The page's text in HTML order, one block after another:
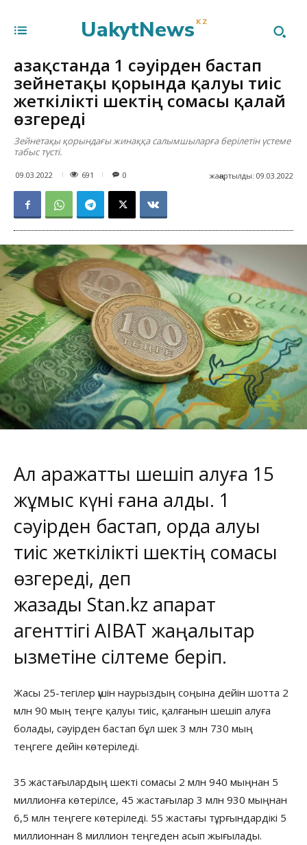
UakytNews KZ
Қазақстанда 1 сәуірден бастап
зейнетақы қорында қалуы тиіс
жеткілікті шектің сомасы қалай
өзгереді
Зейнетақы қорындағы жинаққа салымшыларға берілетін үстеме
табыс түсті.
09.03.2022 691 жаңартылды: 09.03.2022
0
Ал қаражатты шешіп алуға 15
жұмыс күні ғана қалды. 1
сәуірден бастап, қорда қалуы
тиіс жеткілікті шектің сомасы
өзгереді, деп
жазады Stan.kz ақпарат
агенттігі AIBAT жаңалықтар
қызметіне сілтеме беріп.
Жасы 25-тегілер үшін наурыздың соңына дейін шотта 2
млн 90 мың теңге қалуы тиіс, қалғанын шешіп алуға
болады, сәуірден бастап бұл шек 3 млн 730 мың
теңгеге дейін көтеріледі.
35 жастағылардың шекті сомасы 2 млн 940 мыңнан 5
миллионға көтерілсе, 45 жастағылар 3 млн 930 мыңнан
6,5 млн теңгеге көтеріледі. 55 жастағы тұрғындардікі 5
миллионнан 8 миллион теңгеден асып жығылады.